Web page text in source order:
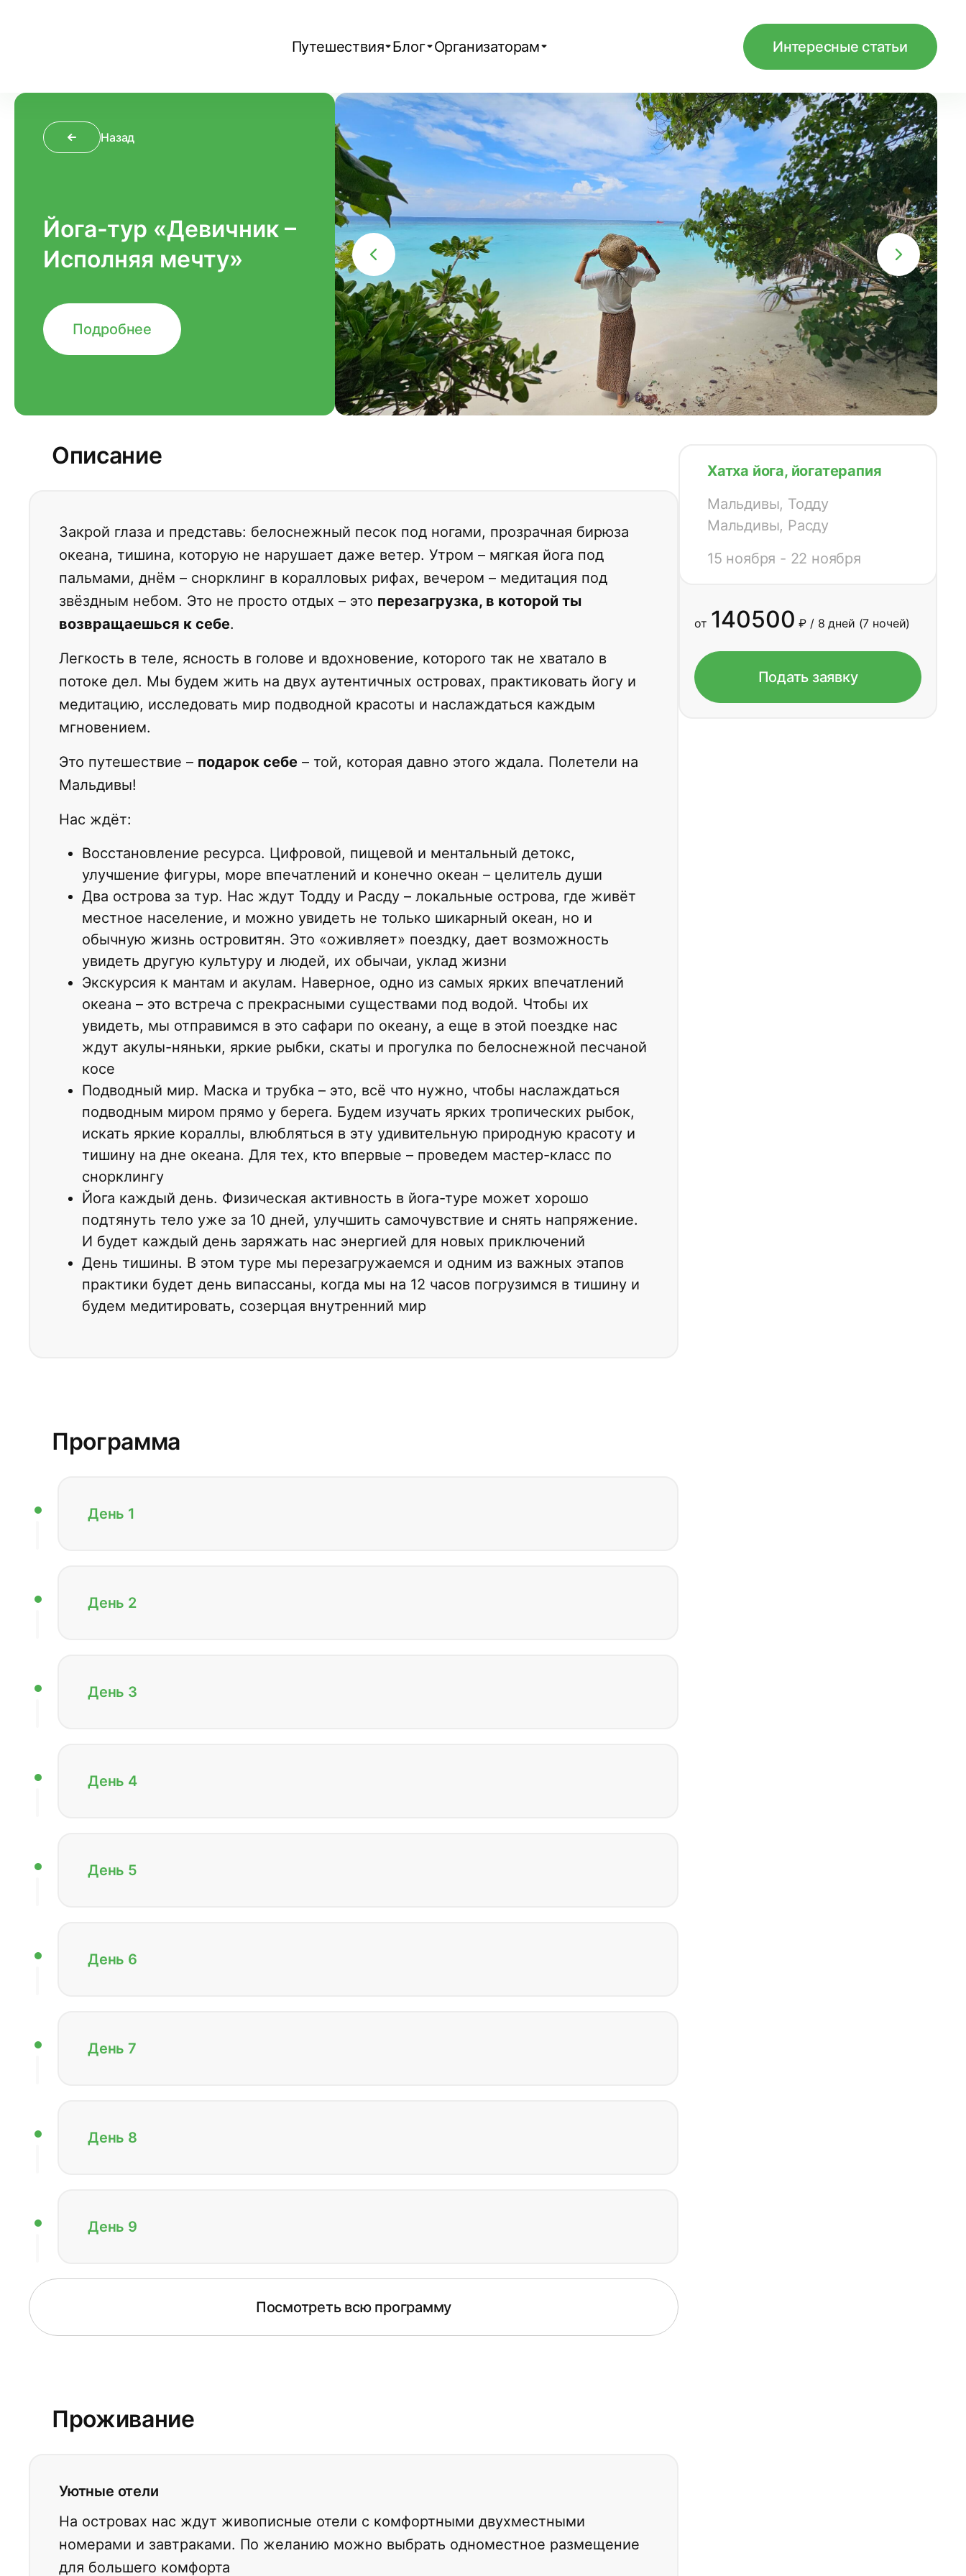
Путешествия Блог Организаторам Интересные статьи
Назад
Йога-тур «Девичник –
Исполняя мечту»
Подробнее
Описание
Закрой глаза и представь: белоснежный песок под ногами, прозрачная бирюза
океана, тишина, которую не нарушает даже ветер. Утром – мягкая йога под
пальмами, днём – снорклинг в коралловых рифах, вечером – медитация под
звёздным небом. Это не просто отдых – это перезагрузка, в которой ты
возвращаешься к себе.
Легкость в теле, ясность в голове и вдохновение, которого так не хватало в
потоке дел. Мы будем жить на двух аутентичных островах, практиковать йогу и
медитацию, исследовать мир подводной красоты и наслаждаться каждым
мгновением.
Это путешествие – подарок себе – той, которая давно этого ждала. Полетели на
Мальдивы!
Нас ждёт:
Восстановление ресурса. Цифровой, пищевой и ментальный детокс,
улучшение фигуры, море впечатлений и конечно океан – целитель души
Два острова за тур. Нас ждут Тодду и Расду – локальные острова, где живёт
местное население, и можно увидеть не только шикарный океан, но и
обычную жизнь островитян. Это «оживляет» поездку, дает возможность
увидеть другую культуру и людей, их обычаи, уклад жизни
Экскурсия к мантам и акулам. Наверное, одно из самых ярких впечатлений
океана – это встреча с прекрасными существами под водой. Чтобы их
увидеть, мы отправимся в это сафари по океану, а еще в этой поездке нас
ждут акулы-няньки, яркие рыбки, скаты и прогулка по белоснежной песчаной
косе
Подводный мир. Маска и трубка – это, всё что нужно, чтобы наслаждаться
подводным миром прямо у берега. Будем изучать ярких тропических рыбок,
искать яркие кораллы, влюбляться в эту удивительную природную красоту и
тишину на дне океана. Для тех, кто впервые – проведем мастер-класс по
снорклингу
Йога каждый день. Физическая активность в йога-туре может хорошо
подтянуть тело уже за 10 дней, улучшить самочувствие и снять напряжение.
И будет каждый день заряжать нас энергией для новых приключений
День тишины. В этом туре мы перезагружаемся и одним из важных этапов
практики будет день випассаны, когда мы на 12 часов погрузимся в тишину и
будем медитировать, созерцая внутренний мир
Программа
День 1
День 2
День 3
День 4
День 5
День 6
День 7
День 8
День 9
Посмотреть всю программу
Проживание
Уютные отели
На островах нас ждут живописные отели с комфортными двухместными
номерами и завтраками. По желанию можно выбрать одноместное размещение
для большего комфорта
Хатха йога, йогатерапия
Мальдивы, Тодду
Мальдивы, Расду
15 ноября - 22 ноября
от 140500 ₽ / 8 дней (7 ночей)
Подать заявку